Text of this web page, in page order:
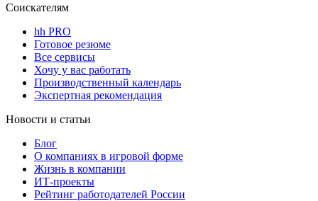
Соискателям
hh PRO
Готовое резюме
Все сервисы
Хочу у вас работать
Производственный календарь
Экспертная рекомендация
Новости и статьи
Блог
О компаниях в игровой форме
Жизнь в компании
ИТ-проекты
Рейтинг работодателей России